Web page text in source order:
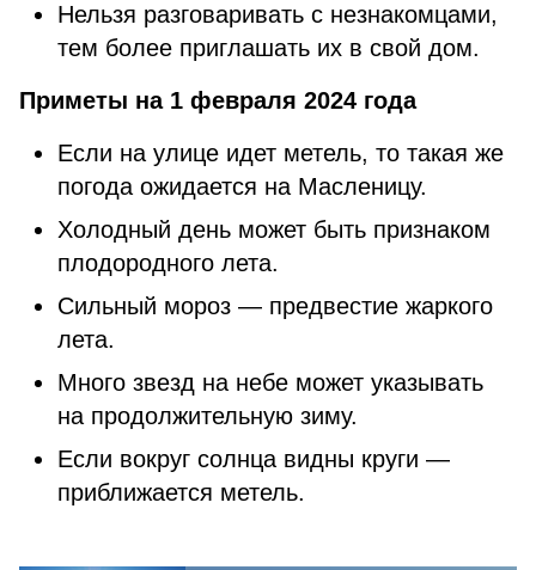
Нельзя разговаривать с незнакомцами,
тем более приглашать их в свой дом.
Приметы на 1 февраля 2024 года
Если на улице идет метель, то такая же
погода ожидается на Масленицу.
Холодный день может быть признаком
плодородного лета.
Сильный мороз — предвестие жаркого
лета.
Много звезд на небе может указывать
на продолжительную зиму.
Если вокруг солнца видны круги —
приближается метель.